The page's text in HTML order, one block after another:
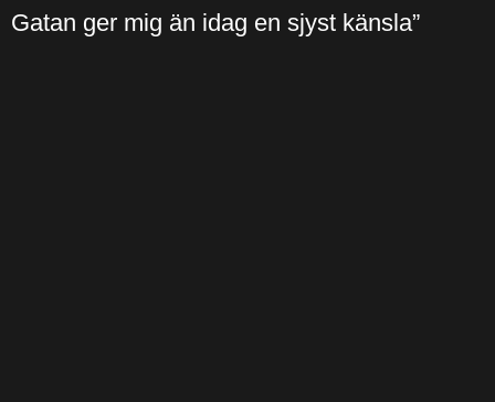
Gatan ger mig än idag en sjyst känsla”